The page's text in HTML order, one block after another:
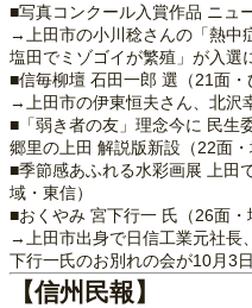
■写真コンクール入賞作品 ニュ
→上田市の小川稔さんの「熱中
塩田でミゾゴイが繁殖」が入選
■信毎柳壇 石田一郎 選（21面・
→上田市の伊東恒夫さん、北沢
■「弱き者の友」理念今に 民生
郷里の上田 解説版新設（22面・
■季節感あふれる水彩画展 上田
域・東信）
■おくやみ 宮下行一 氏（26面・
→上田市出身で日信工業元社長
下行一氏のお別れの会が10月3
【信州民報】